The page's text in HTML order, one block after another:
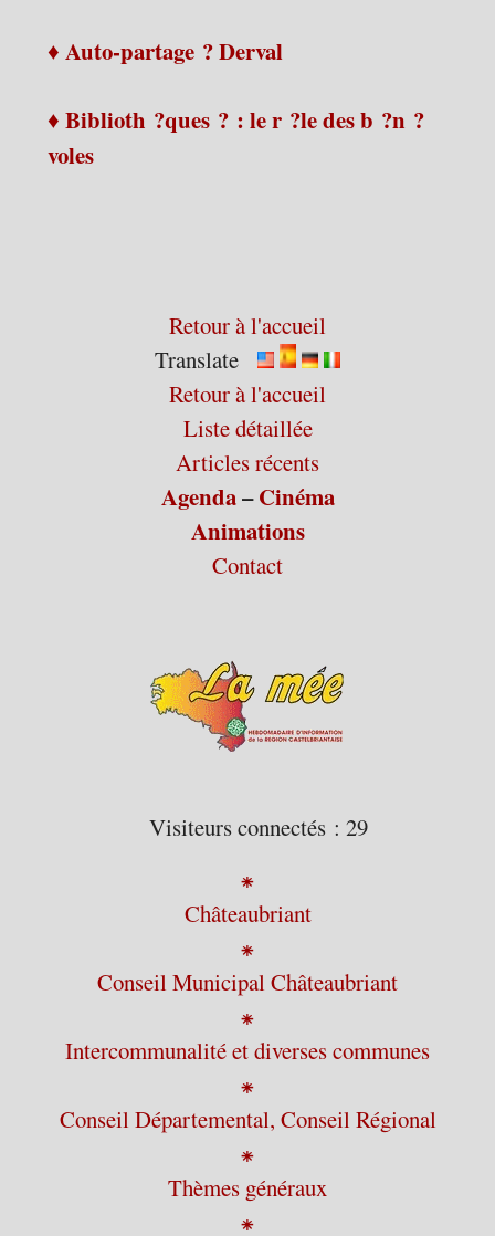
♦ Auto-partage ? Derval
♦ Biblioth ?ques ? : le r ?le des b ?n ?
voles
Retour à l'accueil
Translate
Retour à l'accueil
Liste détaillée
Articles récents
Agenda–Cinéma
Animations
Contact
Visiteurs connectés :29
⁕
Châteaubriant
⁕
Conseil Municipal Châteaubriant
⁕
Intercommunalité et diverses communes
⁕
Conseil Départemental, Conseil Régional
⁕
Thèmes généraux
⁕